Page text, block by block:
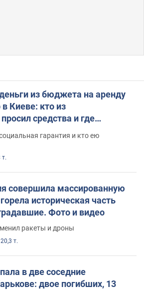
из бюджета на аренду
Киеве: кто из
средства и где
гарантия и кто ею
т.
совершила массированную
историческая часть
Фото и видео
ракеты и дроны
20,3 т.
в две соседние
двое погибших, 13